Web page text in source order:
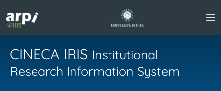
CINECA IRIS Institutional
Research Information System